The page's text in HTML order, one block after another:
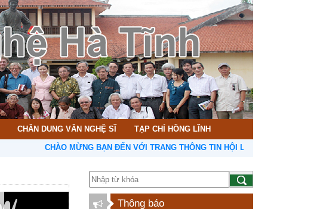
CHÂN DUNG VĂN NGHỆ SĨ TẠP CHÍ HỒNG LĨNH
CHÀO MỪNG BẠN ĐẾN VỚI TRANG THÔNG TIN HỘI LIÊN HIỆP VĂN HỌC NGHỆ
Thông báo